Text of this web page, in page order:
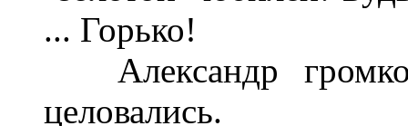
... Горько!
Александр громко
целовались.